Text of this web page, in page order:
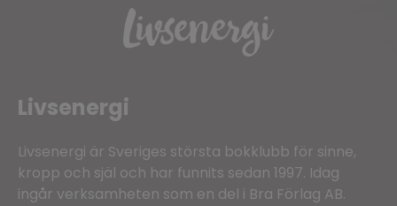
Livsenergi
Livsenergi är Sveriges största bokklubb för sinne,
kropp och själ och har funnits sedan 1997. Idag
ingår verksamheten som en del i Bra Förlag AB.